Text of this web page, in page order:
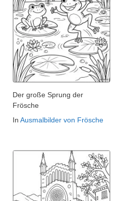
Der große Sprung der
Frösche
In Ausmalbilder von Frösche